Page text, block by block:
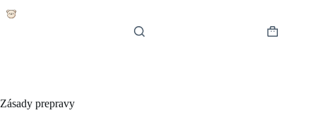
to
Shopping
Zásady prepravy